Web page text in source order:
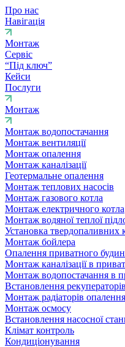
Про нас
Навігація
Монтаж
Сервіс
“Під ключ”
Кейси
Послуги
Монтаж
Монтаж водопостачання
Монтаж вентиляції
Монтаж опалення
Монтаж каналізації
Геотермальне опалення
Монтаж теплових насосів
Монтаж газового котла
Монтаж електричного котла
Монтаж водяної теплої
Установка твердопаливних
Монтаж бойлера
Опалення приватного
Монтаж каналізації в
Монтаж водопостачання в
Встановлення рекуператорів
Монтаж радіаторів опалення
Монтаж осмосу
Встановлення насосної
Клімат контроль
Кондиціонування